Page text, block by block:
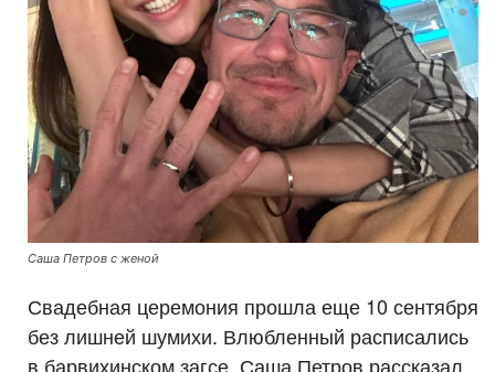
Саша Петров с женой
Свадебная церемония прошла еще 10 сентября
без лишней шумихи. Влюбленный расписались
в барвихинском загсе. Саша Петров рассказал,